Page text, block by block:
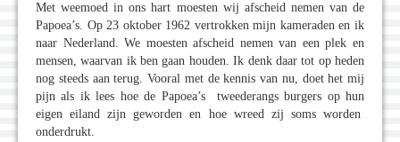
Met weemoed in ons hart moesten wij afscheid nemen van de
Papoea’s. Op 23 oktober 1962 vertrokken mijn kameraden en ik
naar Nederland. We moesten afscheid nemen van een plek en
mensen, waarvan ik ben gaan houden. Ik denk daar tot op heden
nog steeds aan terug. Vooral met de kennis van nu, doet het mij
pijn als ik lees hoe de Papoea’s tweederangs burgers op hun
eigen eiland zijn geworden en hoe wreed zij soms worden
onderdrukt.